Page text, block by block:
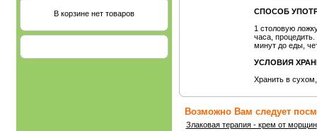
В корзине нет товаров
СПОСОБ
1 столовую
часа,
минут до еды,
УСЛОВИЯ
Хранить в
Возможно Вам следует
Злаковая терапия - крем от морщин